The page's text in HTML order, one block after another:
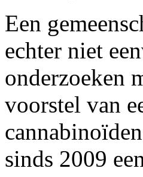
Een
echter niet
onderzoeken
voorstel van
sinds 2009